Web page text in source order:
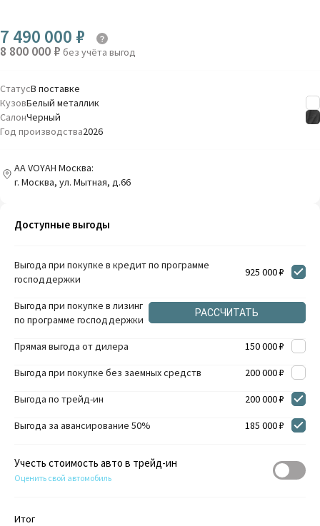
7 490 000 ₽
8 800 000 ₽ без учёта выгод
СтатусВ поставке
КузовБелый металлик
СалонЧерный
Год производства2026
AA VOYAH Москва:
г. Москва, ул. Мытная, д.66
Доступные выгоды
Выгода при покупке в кредит по программе
господдержки
925 000 ₽
Выгода при покупке в лизинг
по программе господдержки
РАССЧИТАТЬ
Прямая выгода от дилера 150 000 ₽
Выгода при покупке без заемных средств 200 000 ₽
Выгода по трейд-ин 200 000 ₽
Выгода за авансирование 50% 185 000 ₽
Учесть стоимость авто в трейд-ин
Оценить свой автомобиль
Итог